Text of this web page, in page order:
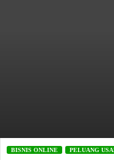
BISNIS ONLINE PELUANG